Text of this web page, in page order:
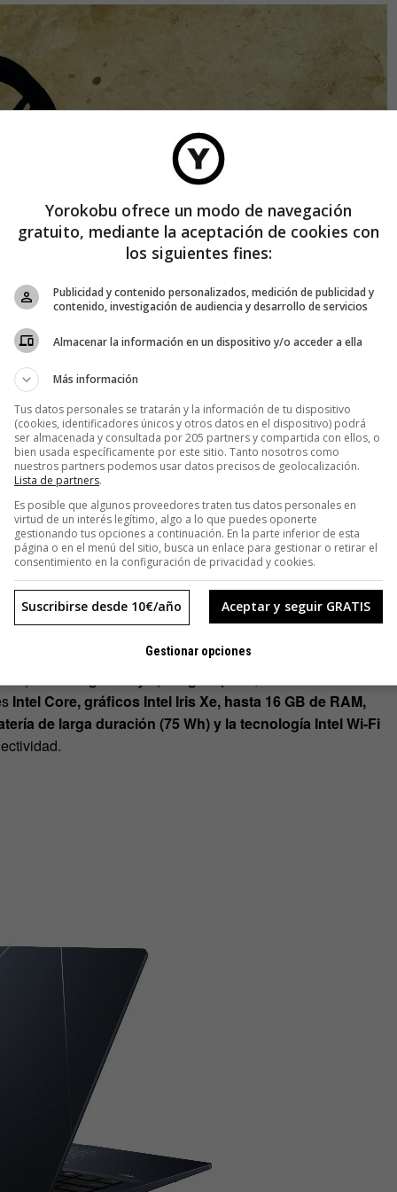
competir con una tamagochi actual, no estaban
como ejemplo elOsborne 1, que conSOLO11 kilos de peso
de la historia almódicoprecio de 1.800 dólares de la
de 4Mhz y una Ram de 64kb. Vamos, como para
continúa imparable. Los portátiles siguen ganando en
la vida al poder llevarlos a cualquier lugar y
día de hoy, donde el teletrabajo convierte cualquier lugar,
de trabajo para muchos profesionales.
decirse que está a un paso de alcanzar la perfección
Intel Core, gráficos Intel Iris Xe, hasta 16 GB de RAM,
de larga duración (75 Wh) y la tecnología Intel Wi-Fi
Yorokobu ofrece un modo de navegación
gratuito, mediante la aceptación de cookies con
los siguientes fines:
Publicidad y contenido personalizados, medición de publicidad y
contenido, investigación de audiencia y desarrollo de servicios
Almacenar la información en un dispositivo y/o acceder a ella
Más información
Tus datos personales se tratarán y la información de tu dispositivo
(cookies, identificadores únicos y otros datos en el dispositivo) podrá
ser almacenada y consultada por 205 partners y compartida con ellos, o
bien usada específicamente por este sitio. Tanto nosotros como
nuestros partners podemos usar datos precisos de geolocalización.
Lista de partners.
Es posible que algunos proveedores traten tus datos personales en
virtud de un interés legítimo, algo a lo que puedes oponerte
gestionando tus opciones a continuación. En la parte inferior de esta
página o en el menú del sitio, busca un enlace para gestionar o retirar el
consentimiento en la configuración de privacidad y cookies.
Aceptar y seguir GRATIS
Suscribirse desde 10€/año
Gestionar opciones